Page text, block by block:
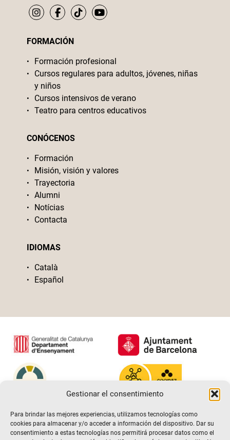
Gestionar el consentimiento
Para brindar las mejores experiencias, utilizamos tecnologías como
cookies para almacenar y/o acceder a información del dispositivo. Dar su
consentimiento a estas tecnologías nos permitirá procesar datos como el
FORMACIÓN
Formación profesional
Cursos regulares para adultos, jóvenes, niñas
y niños
Cursos intensivos de verano
Teatro para centros educativos
CONÓCENOS
Formación
Misión, visión y valores
Trayectoria
Alumni
Notícias
Contacta
IDIOMAS
Català
Español